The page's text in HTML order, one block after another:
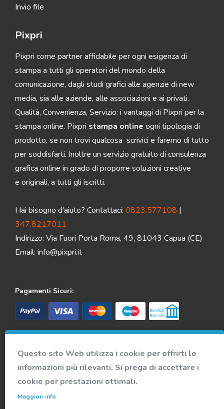
Questo sito Web utilizza i cookie per offrirti le
informazioni più rilevanti. Si prega di accettare i
cookie per prestazioni ottimali.
Maggiori info
Invio file
Pixpri
Pixpri come partner affidabile per ogni esigenza di
stampa a tutti gli operatori del mondo della
comunicazione, dagli studi grafici alle agenzie di new
media, sia alle aziende, alle associazioni e ai privati.
Qualità, Convenienza, Servizio: i vantaggi di Pixpri per la
stampa online. Pixpri stampa online ogni tipologia di
prodotto, se non trovi qualcosa scrivici e faremo di tutto
per soddisfarti. Inoltre un servizio gratuito di consulenza
grafica online in grado di proporre soluzioni creative
e originali, a tutti gli iscritti.
Hai bisogno d'aiuto? Contattaci: 0823.577108 |
347.8217011
Indirizzo: Via Fuori Porta Roma, 49, 81043 Capua (CE)
Email: info@pixpri.it
Pagamenti Sicuri:
Spedizione veloce e sicura:
Accedi alla nostra community